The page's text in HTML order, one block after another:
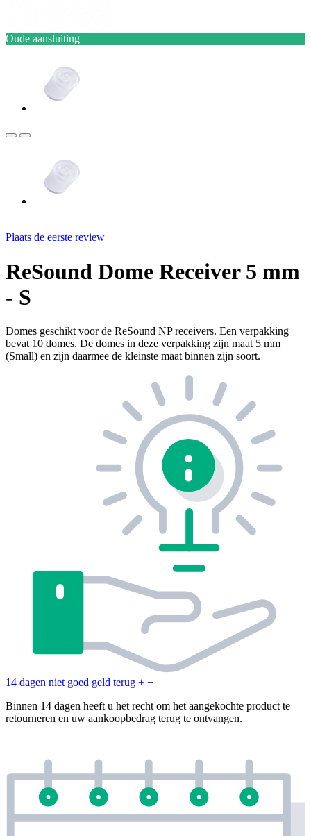
Oude aansluiting
Plaats de eerste review
ReSound Dome Receiver 5 mm
- S
Domes geschikt voor de ReSound NP receivers. Een verpakking
bevat 10 domes. De domes in deze verpakking zijn maat 5 mm
(Small) en zijn daarmee de kleinste maat binnen zijn soort.
14 dagen niet goed geld terug + −
Binnen 14 dagen heeft u het recht om het aangekochte product te
retourneren en uw aankoopbedrag terug te ontvangen.